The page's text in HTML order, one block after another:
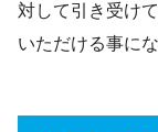
対して引き受け
いただける事に